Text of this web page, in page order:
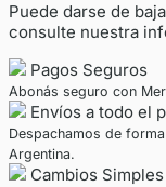
Puede darse de
consulte nuestra
Pagos Seguros
Abonás seguro con
Envíos a todo el
Despachamos de
Argentina.
Cambios Simples